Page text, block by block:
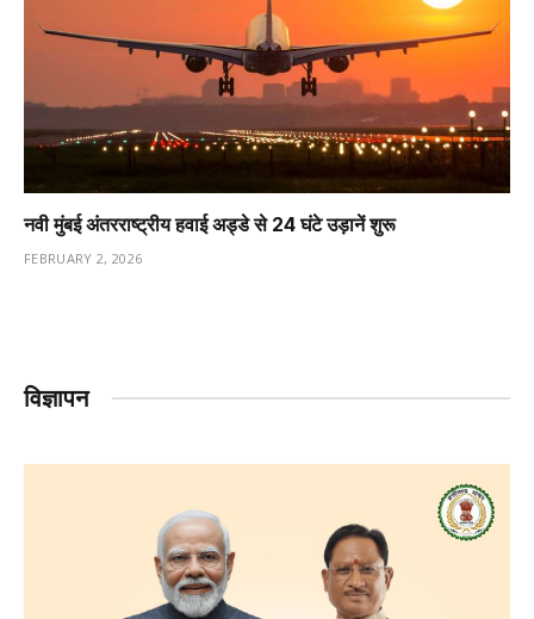
नवी मुंबई अंतरराष्ट्रीय हवाई अड्डे से 24 घंटे उड़ानें शुरू
FEBRUARY 2, 2026
विज्ञापन